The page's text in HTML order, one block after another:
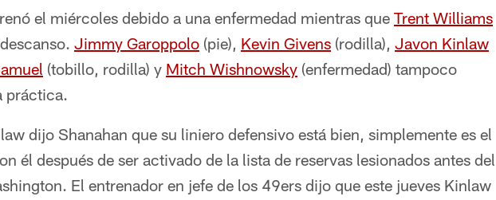
el miércoles debido a una enfermedad mientras que Trent Williams
Jimmy Garoppolo (pie), Kevin Givens (rodilla), Javon Kinlaw
(tobillo, rodilla) y Mitch Wishnowsky (enfermedad) tampoco
práctica.
dijo Shanahan que su liniero defensivo está bien, simplemente es el
él después de ser activado de la lista de reservas lesionados antes del
El entrenador en jefe de los 49ers dijo que este jueves Kinlaw